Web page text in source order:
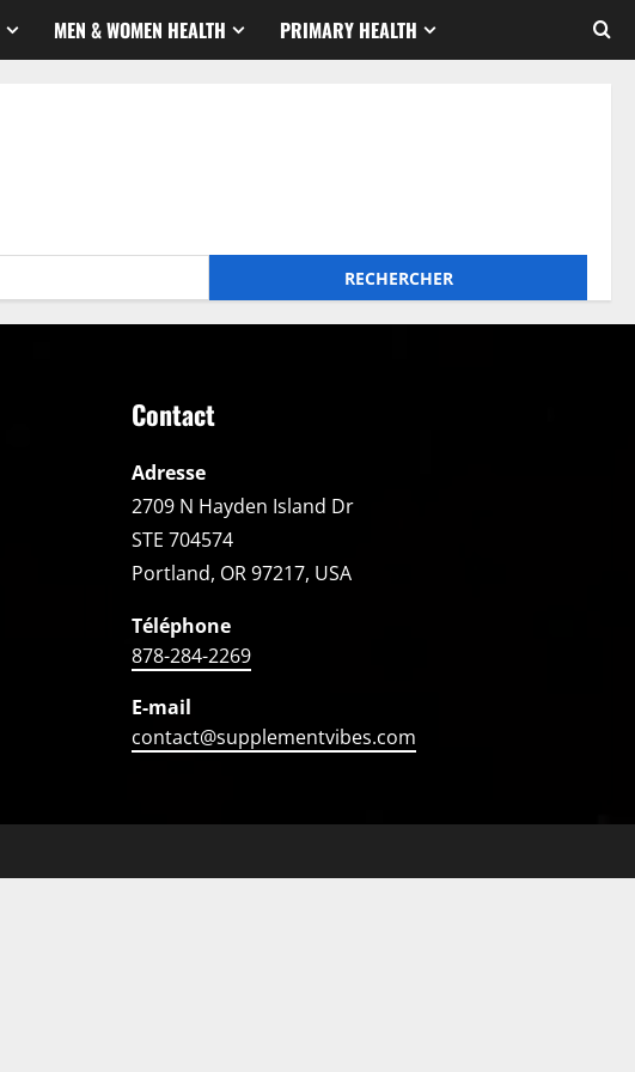
MEN & WOMEN HEALTH PRIMARY HEALTH
Contact
Adresse
2709 N Hayden Island Dr
STE 704574
Portland, OR 97217, USA
Téléphone
878-284-2269
E-mail
contact@supplementvibes.com